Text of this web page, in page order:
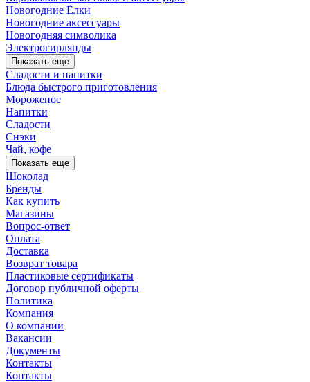
Новогодние Ёлки
Новогодние аксессуары
Новогодняя символика
Электрогирлянды
Показать еще
Сладости и напитки
Блюда быстрого приготовления
Мороженое
Напитки
Сладости
Снэки
Чай, кофе
Показать еще
Шоколад
Бренды
Как купить
Магазины
Вопрос-ответ
Оплата
Доставка
Возврат товара
Пластиковые сертификаты
Договор публичной оферты
Политика
Компания
О компании
Вакансии
Документы
Контакты
Контакты